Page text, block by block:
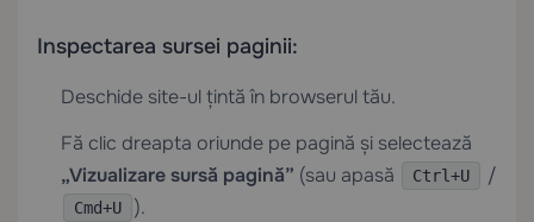
Inspectarea sursei paginii:
Deschide site-ul țintă în browserul tău.
Fă clic dreapta oriunde pe pagină și selectează
„Vizualizare sursă pagină” (sau apasă Ctrl+U /
Cmd+U
).